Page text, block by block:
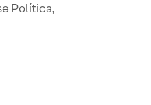
Política,